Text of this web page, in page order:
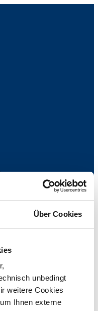
Über Cookies
unbedingt
weitere Cookies
Ihnen externe